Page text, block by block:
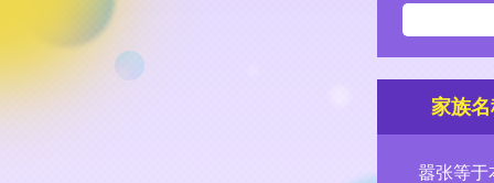
家族
嚣张等于